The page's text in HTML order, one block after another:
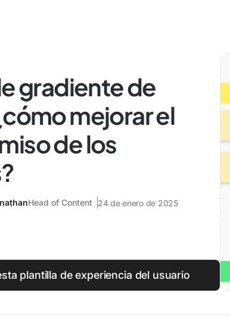
gradiente de
mejorar el
de los
Head of Content 24 de enero de 2025
plantilla de experiencia del usuario